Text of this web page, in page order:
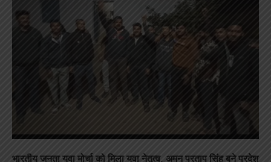
भारतीय जनता युवा मोर्चा को मिला युवा नेतृत्व, अमन प्रताप सिंह बने प्रदेश